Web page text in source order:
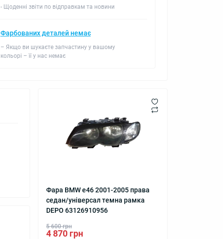
- Щоденні звіти по відправкам та новини
Фарбованих деталей немає
– Якщо ви шукаєте запчастину у вашому
кольорі – її у нас немає
Фара BMW e46 2001-2005 права
седан/універсал темна рамка
DEPO 63126910956
5 600 грн
4 870 грн